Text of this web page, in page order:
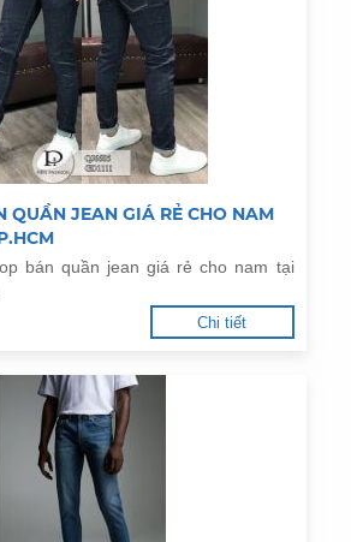
QUẦN JEAN GIÁ RẺ CHO NAM
bán quần jean giá rẻ cho nam tại
Chi tiết